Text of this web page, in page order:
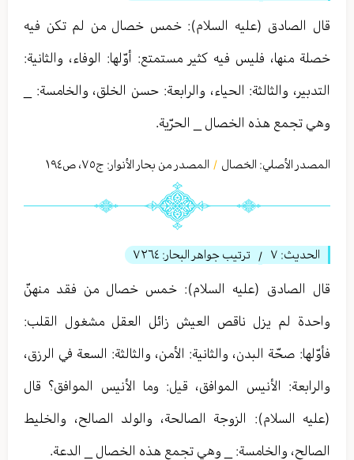
قال الصادق (عليه السلام): خمس خصال من لم تكن فيه
خصلة منها، فليس فيه كثير مستمتع: أوّلها: الوفاء، والثانية:
التدبير، والثالثة: الحياء، والرابعة: حسن الخلق، والخامسة: _
وهي تجمع هذه الخصال _ الحرّية.
المصدر الأصلي: الخصال / المصدر من بحار الأنوار: ج٧٥، ص١٩٤
الحديث: ٧ / ترتيب جواهر البحار: ٧٢٦٤
قال الصادق (عليه السلام): خمس خصال من فقد منهنّ
واحدة لم يزل ناقص العيش زائل العقل مشغول القلب:
فأوّلها: صحّة البدن، والثانية: الأمن، والثالثة: السعة في الرزق،
والرابعة: الأنيس الموافق، قيل: وما الأنيس الموافق؟ قال
(عليه السلام): الزوجة الصالحة، والولد الصالح، والخليط
الصالح، والخامسة: _ وهي تجمع هذه الخصال _ الدعة.